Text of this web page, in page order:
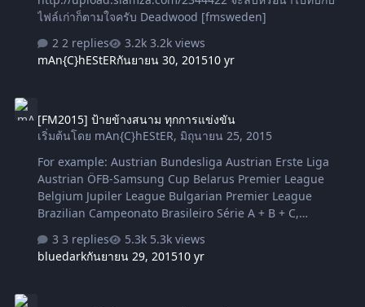
ไฟล์เก่าก็ตามใจครับ Deadwood [fmsweden]
2 replies
3.2k views
mAn{C}hEStERกันยายน 30, 201510 yr
[FM2015] ป้ายข้างสนาม ทุกการแข่งขัน
เริ่มต้นโดย mAn{C}hEStER, มิถุนายน 25, 2015
For example: Austrian Bundesliga Austrian Erste Liga
Austrian ÖFB-Samsung Cup Belarus Premier League
Belgium Jupiler League Bulgarian Premier League
Brazilian Campeonato Brasileiro Série A + B + C,
Gaucho, Campeonato Mineiro, Campeonato do
Nordeste, Campeonato Paranese, Campeonato Paulista
3 replies
5.3k views
bluedarkกันยายน 29, 201510 yr